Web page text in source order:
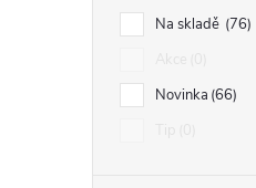
Na skladě 76
Novinka 66